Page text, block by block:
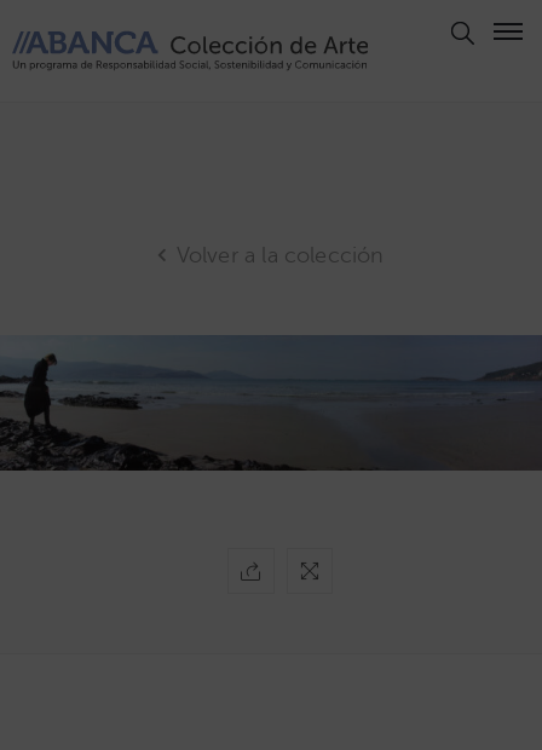
Volver a la colección
Panel
de
Cookies
Derechos